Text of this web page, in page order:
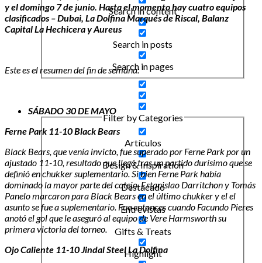
Search in content
Search in posts
Search in pages
Filter by Categories
Artículos
Design & Inspiration
Destacado
Entrevistas
Gifts & Treats
Highlight
y el domingo 7 de junio. Hasta el momento hay cuatro equipos
clasificados – Dubai, La Dolfina Marqués de Riscal, Balanz
Capital La Hechicera y Aureus
Este es el resumen del fin de semana:
SÁBADO 30 DE MAYO
Ferne Park 11-10 Black Bears
Black Bears, que venía invicto, fue superado por Ferne Park por un
ajustado 11-10, resultado que llegó tras un partido durísimo que se
definió en chukker suplementario. Si bien Ferne Park había
dominado la mayor parte del cotejo, Estanislao Darritchon y Tomás
Panelo marcaron para Black Bears en el último chukker y el el
asunto se fue a suplementario. Fue entonces cuando Facundo Pieres
anotó el gol que le aseguró al equipo de Vere Harmsworth su
primera victoria del torneo.
Ojo Caliente 11-10 Jindal Steel La Dolfina